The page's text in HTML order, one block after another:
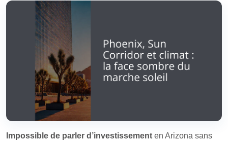
Impossible de parler d’investissement en Arizona sans